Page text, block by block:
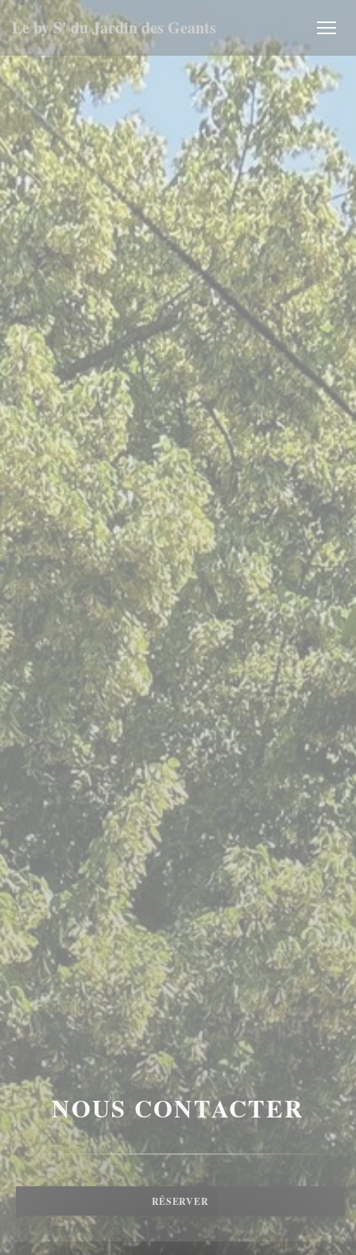
Personnalisation de vos choix en matière de cookies
Le by S' du Jardin des Geants
NOUS CONTACTER
RÉSERVER